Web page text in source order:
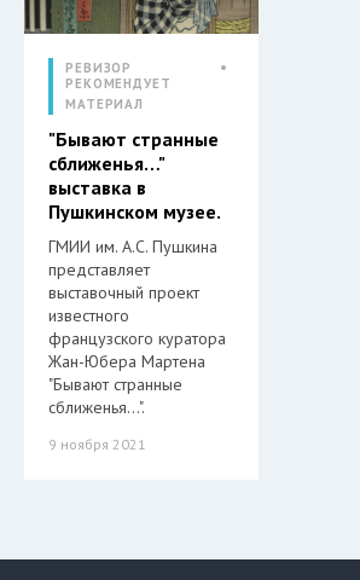
РЕВИЗОР
РЕКОМЕНДУЕТ
МАТЕРИАЛ
"Бывают странные
сближенья…"
выставка в
Пушкинском музее.
ГМИИ им. А.С. Пушкина
представляет
выставочный проект
известного
французского куратора
Жан-Юбера Мартена
"Бывают странные
сближенья…".
9 ноября 2021